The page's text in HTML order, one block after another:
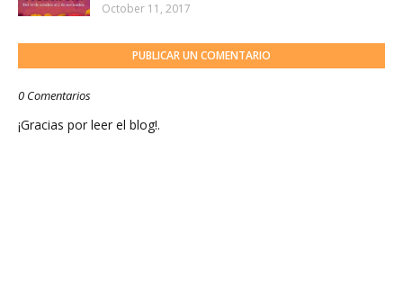
October 11, 2017
PUBLICAR UN COMENTARIO
0 Comentarios
¡Gracias por leer el blog!.